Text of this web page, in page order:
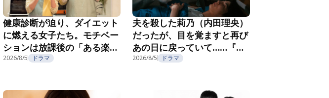
健康診断が迫り、ダイエット
に燃える女子たち。モチベー
ションは放課後の「ある楽し
み」で……？『こころのフフ
2026/8/5 ドラマ
夫を殺した莉乃（内田理央）
だったが、目を覚ますと再び
あの日に戻っていて……『夫
を殺したはずなのに』第2話
2026/8/5 ドラマ